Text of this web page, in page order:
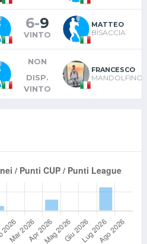
6-9
VINTO
MATTEO
BISACCIA
NON
DISP.
VINTO
FRANCESCO
MANDOLFINO